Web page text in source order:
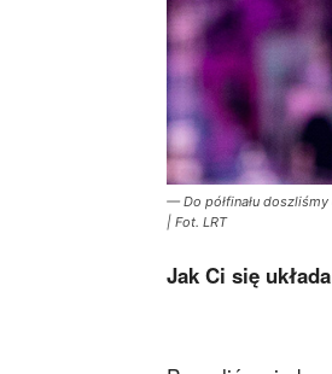
— Do półfinału
| Fot. LRT
Jak Ci się